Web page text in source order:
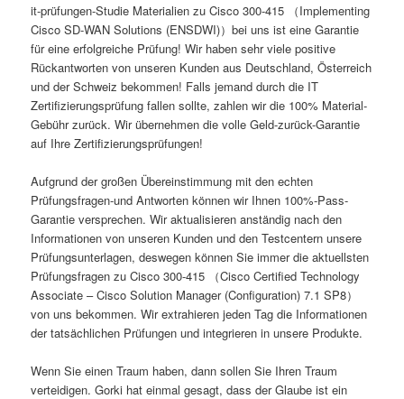
it-prüfungen-Studie Materialien zu Cisco 300-415 （Implementing
Cisco SD-WAN Solutions (ENSDWI)）bei uns ist eine Garantie
für eine erfolgreiche Prüfung! Wir haben sehr viele positive
Rückantworten von unseren Kunden aus Deutschland, Österreich
und der Schweiz bekommen! Falls jemand durch die IT
Zertifizierungsprüfung fallen sollte, zahlen wir die 100% Material-
Gebühr zurück. Wir übernehmen die volle Geld-zurück-Garantie
auf Ihre Zertifizierungsprüfungen!
Aufgrund der großen Übereinstimmung mit den echten
Prüfungsfragen-und Antworten können wir Ihnen 100%-Pass-
Garantie versprechen. Wir aktualisieren anständig nach den
Informationen von unseren Kunden und den Testcentern unsere
Prüfungsunterlagen, deswegen können Sie immer die aktuellsten
Prüfungsfragen zu Cisco 300-415 （Cisco Certified Technology
Associate – Cisco Solution Manager (Configuration) 7.1 SP8）
von uns bekommen. Wir extrahieren jeden Tag die Informationen
der tatsächlichen Prüfungen und integrieren in unsere Produkte.
Wenn Sie einen Traum haben, dann sollen Sie Ihren Traum
verteidigen. Gorki hat einmal gesagt, dass der Glaube ist ein